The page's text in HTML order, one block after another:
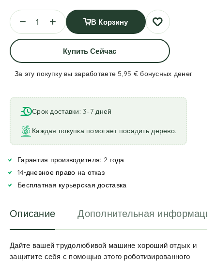
В Корзину
Купить Сейчас
За эту покупку вы заработаете 5,95 €бонусных денег
l
t
e
r
n
t
i
Срок доставки: 3–7 дней
Каждая покупка помогает посадить дерево.
Гарантия производителя: 2 года
14-дневное право на отказ
Бесплатная курьерская доставка
Описание Дополнительная информация
Дайте вашей трудолюбивой машине хороший отдых и
защитите себя с помощью этого роботизированного